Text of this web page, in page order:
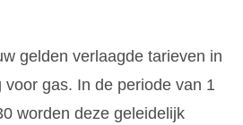
gelden verlaagde tarieven in
gas. In de periode van 1
worden deze geleidelijk